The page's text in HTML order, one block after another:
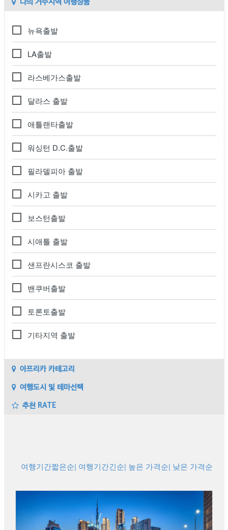
뉴욕출발
LA출발
라스베가스출발
달라스 출발
애틀랜타출발
워싱턴 D.C.출발
필라델피아 출발
시카고 출발
보스턴출발
시애틀 출발
샌프란시스코 출발
밴쿠버출발
토론토출발
기타지역 출발
아프리카 카테고리
여행도시 및 테마선택
추천 RATE
여행기간짧은순| 여행기간긴순| 높은 가격순| 낮은 가격순